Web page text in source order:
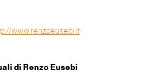
www.renzoeusebi.it
di Renzo Eusebi